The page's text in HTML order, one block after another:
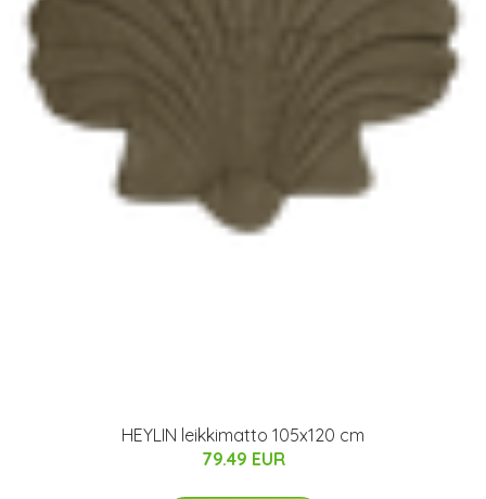
HEYLIN leikkimatto 105x120 cm
79.49 EUR